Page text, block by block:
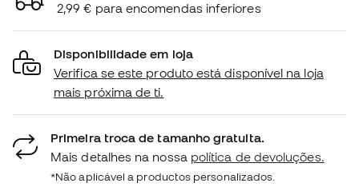
2,99 € para encomendas inferiores
Disponibilidade em loja
Verifica se este produto está disponível na loja
mais próxima de ti.
Primeira troca de tamanho gratuita.
Mais detalhes na nossa política de devoluções.
*Não aplicável a productos personalizados.